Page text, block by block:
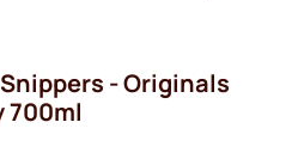
- Originals
700ml